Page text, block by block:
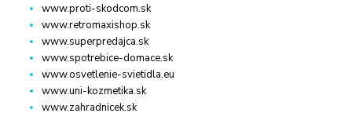
www.proti-skodcom.sk
www.retromaxishop.sk
www.superpredajca.sk
www.spotrebice-domace.sk
www.osvetlenie-svietidla.eu
www.uni-kozmetika.sk
www.zahradnicek.sk